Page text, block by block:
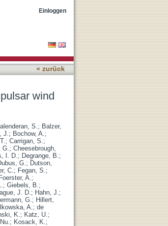
with HESS
Einloggen
« zurück
wind
S.; Balzer,
J.; Bochow, A.;
; Carrigan, S.;
G.; Cheesebrough,
I. D.; Degrange, B.;
G.; Dutson,
C.; Fegan, S.;
Foerster, A.;
; Giebels, B.;
J. D.; Hahn, J.;
G.; Hillert,
A.; de
K.; Katz, U.;
; Kosack, K.;